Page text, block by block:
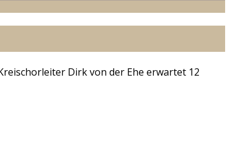
Dirk von der Ehe erwartet 12